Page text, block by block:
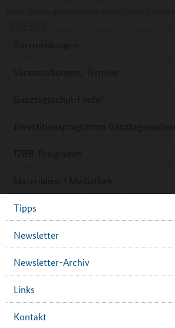
Kurzmeldungen
Veranstaltungen, Termine
Ganztagsschul-Finder
Investitionsprogramm Ganztagsausbau
IZBB-Programm
Materialien / Mediathek
Tipps
Newsletter
Newsletter-Archiv
Links
Kontakt